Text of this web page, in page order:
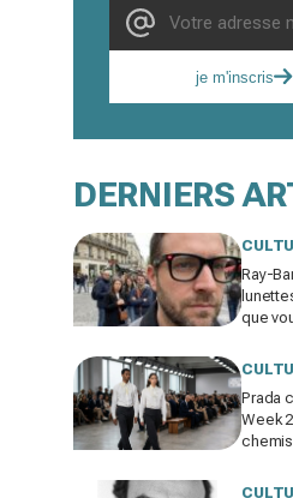
je m'inscris
DERNIERS
Ray-
que
Prada
Week